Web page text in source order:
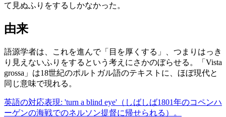
て見ぬふりをするしかなかった。
由来
語源学者は、これを進んで「目を厚くする」、つまりはっき
り見えないふりをするという考えにさかのぼらせる。「Vista
grossa」は18世紀のポルトガル語のテキストに、ほぼ現代と
同じ意味で現れる。
英語の対応表現: 'turn a blind eye'（しばしば1801年のコペンハ
ーゲンの海戦でのネルソン提督に帰せられる）。